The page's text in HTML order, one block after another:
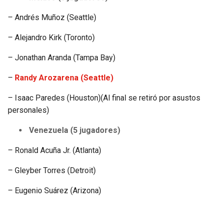
– Andrés Muñoz (Seattle)
– Alejandro Kirk (Toronto)
– Jonathan Aranda (Tampa Bay)
– Randy Arozarena (Seattle)
– Isaac Paredes (Houston)(Al final se retiró por asustos
personales)
Venezuela (5 jugadores)
– Ronald Acuña Jr. (Atlanta)
– Gleyber Torres (Detroit)
– Eugenio Suárez (Arizona)